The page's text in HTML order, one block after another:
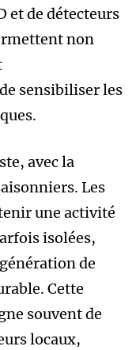
et de détecteurs
non
sensibiliser les
avec la
Les
une activité
isolées,
de
Cette
souvent de
locaux,